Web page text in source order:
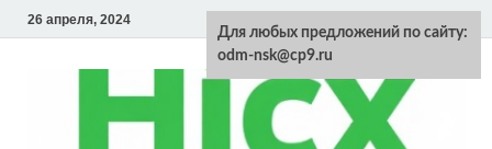
26 апреля, 2024
Для любых предложений по сайту:
odm-nsk@cp9.ru